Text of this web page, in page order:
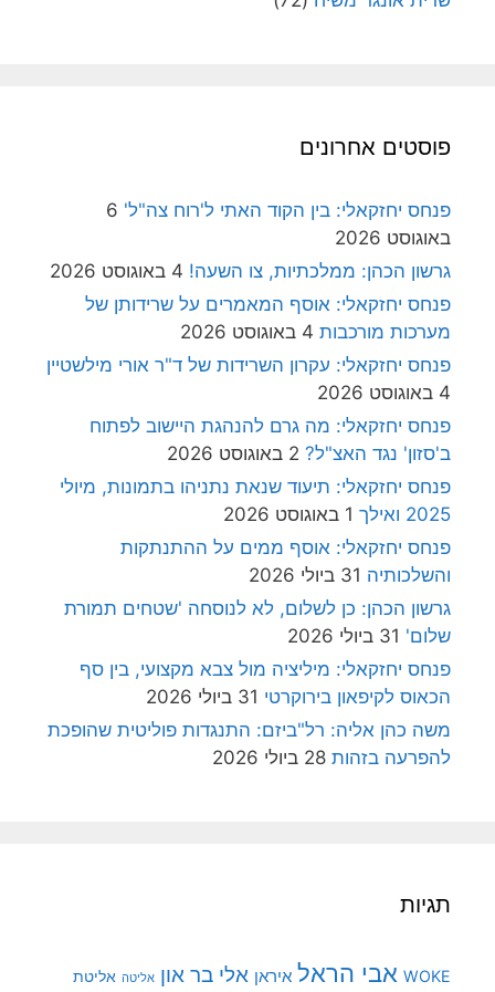
פוסטים אחרונים
פנחס יחזקאלי: בין הקוד האתי ל'רוח צה"ל' 6
באוגוסט 2026
גרשון הכהן: ממלכתיות, צו השעה! 4 באוגוסט 2026
פנחס יחזקאלי: אוסף המאמרים על שרידותן של
מערכות מורכבות 4 באוגוסט 2026
פנחס יחזקאלי: עקרון השרידות של ד"ר אורי מילשטיין
4 באוגוסט 2026
פנחס יחזקאלי: מה גרם להנהגת היישוב לפתוח
ב'סזון' נגד האצ"ל? 2 באוגוסט 2026
פנחס יחזקאלי: תיעוד שנאת נתניהו בתמונות, מיולי
2025 ואילך
1 באוגוסט 2026
פנחס יחזקאלי: אוסף ממים על ההתנתקות
והשלכותיה 31 ביולי 2026
גרשון הכהן: כן לשלום, לא לנוסחה 'שטחים תמורת
שלום' 31 ביולי 2026
פנחס יחזקאלי: מיליציה מול צבא מקצועי, בין סף
הכאוס לקיפאון בירוקרטי 31 ביולי 2026
משה כהן אליה: רל"ביזם: התנגדות פוליטית שהופכת
להפרעה בזהות 28 ביולי 2026
תגיות
WOKE אבי הראל איראן אלי בר און אליטה אליטת